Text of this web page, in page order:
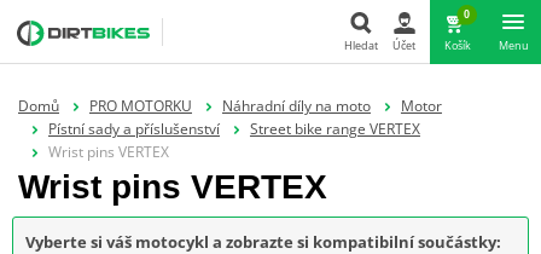
Hledat Účet
0
Košík Menu
Domů PRO MOTORKU Náhradní díly na moto
Motor
Pístní sady a příslušenství
Street bike range VERTEX
Wrist pins VERTEX
Wrist pins VERTEX
Vyberte si váš motocykl a zobrazte si kompatibilní součástky: